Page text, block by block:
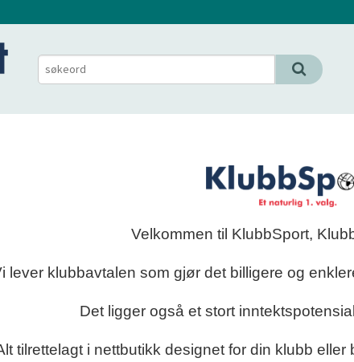
Velkommen til KlubbSport,
lever klubbavtalen som gjør det billigere og
Det ligger også et stort
tilrettelagt i nettbutikk designet for din klubb